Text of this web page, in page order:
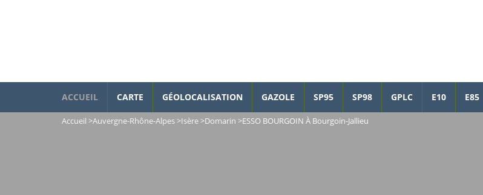
ACCUEIL CARTE GÉOLOCALISATION GAZOLE SP95 SP98 GPLC E10 E85
Accueil >Auvergne-Rhône-Alpes>Isère>Domarin >ESSO BOURGOIN À Bourgoin-Jallieu